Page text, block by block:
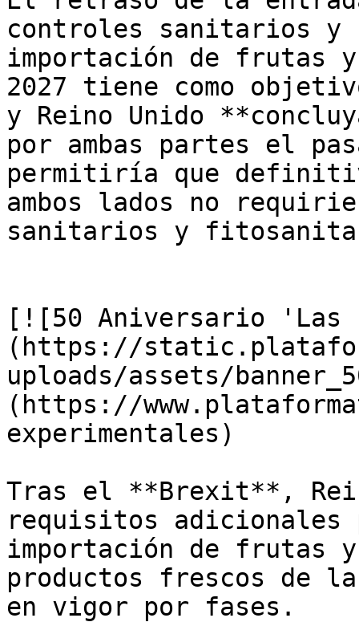
controles sanitarios
importación de frutas
2027 tiene como
y Reino Unido
por ambas partes el
permitiría que
ambos lados no
sanitarios y
[![50 Aniversario
(https://
uploads/assets/
(https://
experimentales)
Tras el **Brexit**,
requisitos
importación de frutas
productos frescos de
en vigor por fases.